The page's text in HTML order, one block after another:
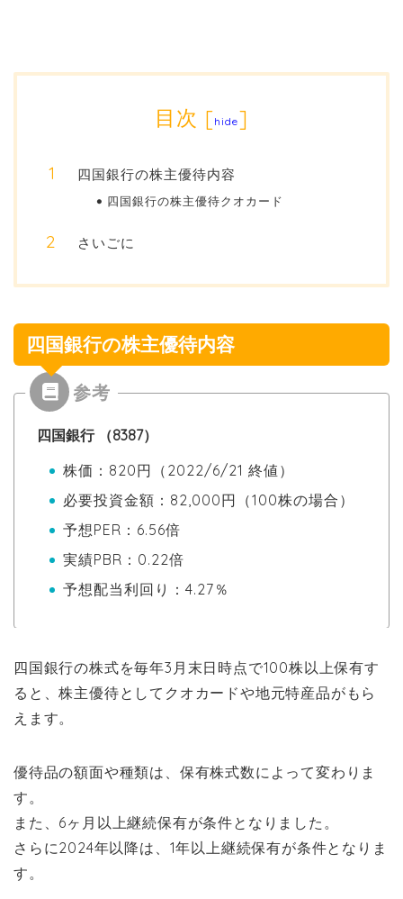
目次 [hide]
四国銀行の株主優待内容
四国銀行の株主優待クオカード
さいごに
四国銀行の株主優待内容
四国銀行 （8387）
株価：820円（2022/6/21 終値）
必要投資金額：82,000円（100株の場合）
予想PER：6.56倍
実績PBR：0.22倍
予想配当利回り：4.27％
四国銀行の株式を毎年3月末日時点で100株以上保有す
ると、株主優待としてクオカードや地元特産品がもら
えます。
優待品の額面や種類は、保有株式数によって変わりま
す。
また、6ヶ月以上継続保有が条件となりました。
さらに2024年以降は、1年以上継続保有が条件となりま
す。